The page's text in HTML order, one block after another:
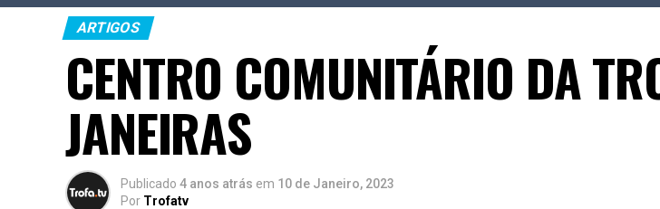
ARTIGOS
CENTRO COMUNITÁRIO DA
JANEIRAS
Publicado 4 anos atrás em 10 de Janeiro, 2023
Por Trofatv